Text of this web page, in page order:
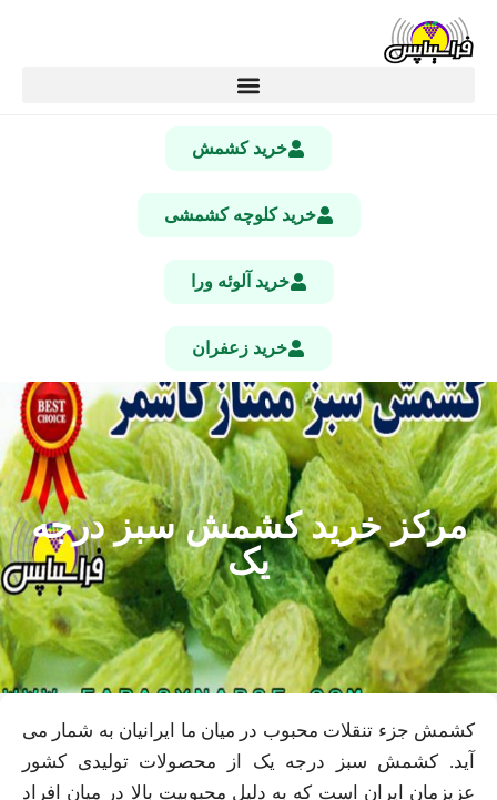
خرید کشمش
خرید کلوچه کشمشی
خرید آلوئه ورا
خرید زعفران
مرکز خرید کشمش سبز درجه
یک
کشمش جزء تنقلات محبوب در میان ما ایرانیان به شمار می
آید. کشمش سبز درجه یک از محصولات تولیدی کشور
عزیزمان ایران است که به دلیل محبوبیت بالا در میان افراد